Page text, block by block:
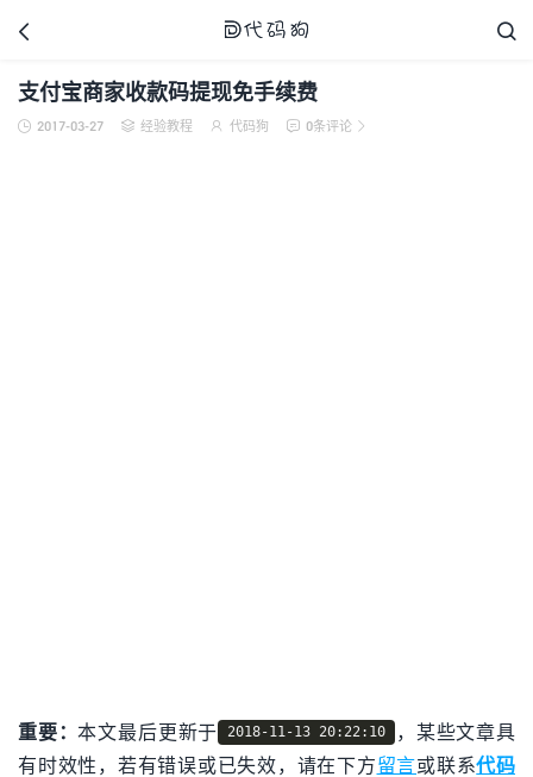

 
支付宝商家收款码提现免手续费
 2017-03-27  经验教程  代码狗  0条评论 
重要：本文最后更新于 2018-11-13 20:22:10
，某些文章具
有时效性，若有错误或已失效，请在下方留言或联系代码